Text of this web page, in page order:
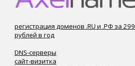
регистрация доменов .RU и .РФ за 299
рублей в год
DNS-серверы
сайт-визитка